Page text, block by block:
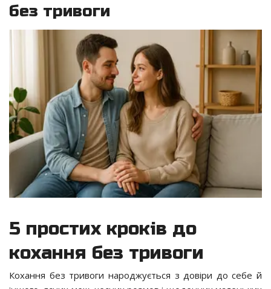
без тривоги
5 простих кроків до
кохання без тривоги
Кохання без тривоги народжується з довіри до себе й